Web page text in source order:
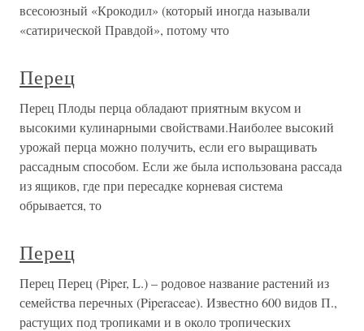
всесоюзный «Крокодил» (который иногда называли
«сатирической Правдой», потому что
Перец
Перец Плоды перца обладают приятным вкусом и
высокими кулинарными свойствами.Наиболее высокий
урожай перца можно получить, если его выращивать
рассадным способом. Если же была использована рассада
из ящиков, где при пересадке корневая система
обрывается, то
Перец
Перец Перец (Piper, L.) – родовое название растений из
семейства перечных (Piperaceae). Известно 600 видов П.,
растущих под тропиками и в около тропических